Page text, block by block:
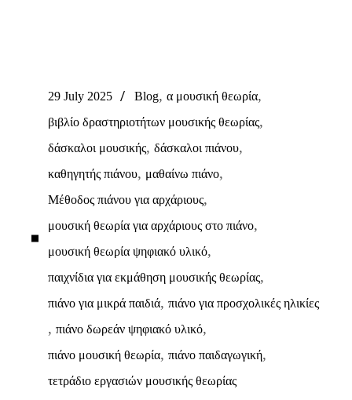
29 July 2025 Blog,α μουσική θεωρία,
βιβλίο δραστηριοτήτων μουσικής θεωρίας,
δάσκαλοι μουσικής,δάσκαλοι πιάνου,
καθηγητής πιάνου, μαθαίνω πιάνο,
Μέθοδος πιάνου για αρχάριους,
μουσική θεωρία για αρχάριους στο πιάνο,
μουσική θεωρία ψηφιακό υλικό,
παιχνίδια για εκμάθηση μουσικής θεωρίας,
πιάνο για μικρά παιδιά,πιάνο για προσχολικές ηλικίες
,πιάνο δωρεάν ψηφιακό υλικό,
πιάνο μουσική θεωρία,πιάνο παιδαγωγική,
τετράδιο εργασιών μουσικής θεωρίας